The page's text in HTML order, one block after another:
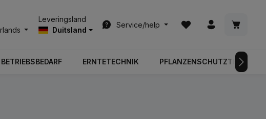
Leveringsland
Duitsland
Service/help
Je hebt 0 items op je
BETRIEBSBEDARF ERNTETECHNIK PFLANZENSCHUTZTECHNIK